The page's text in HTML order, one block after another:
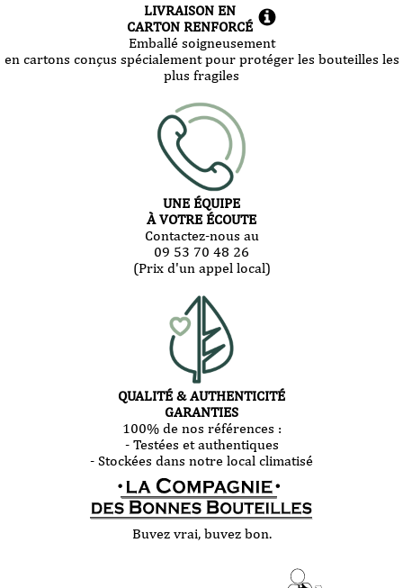
LIVRAISON EN
CARTON RENFORCÉ
Emballé soigneusement
en cartons conçus spécialement pour protéger les bouteilles les
plus fragiles
UNE ÉQUIPE
À VOTRE ÉCOUTE
Contactez-nous au
09 53 70 48 26
(Prix d'un appel local)
QUALITÉ & AUTHENTICITÉ
GARANTIES
100% de nos références :
- Testées et authentiques
- Stockées dans notre local climatisé
Buvez vrai, buvez bon.